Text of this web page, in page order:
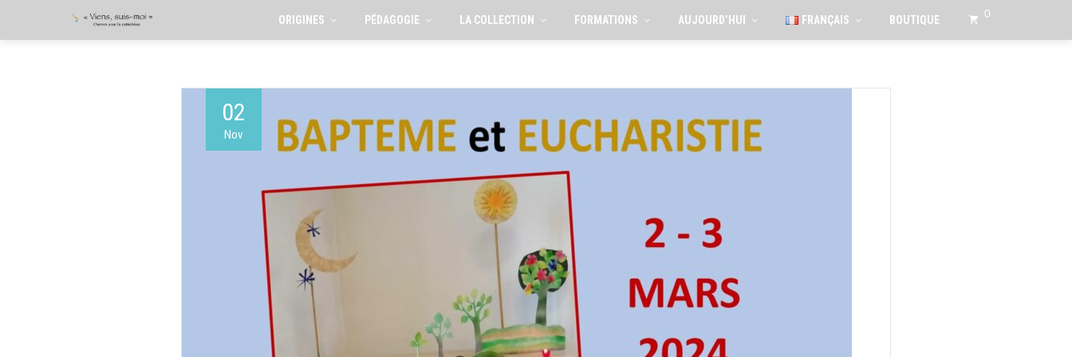
ORIGINES PÉDAGOGIE LA COLLECTION FORMATIONS AUJOURD’HUI FRANÇAIS BOUTIQUE 0
02
Nov